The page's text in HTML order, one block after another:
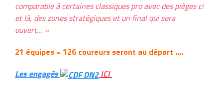
comparable à certaines classiques pro avec des pièges ci
et là, des zones stratégiques et un final qui sera
ouvert… »
21 équipes = 126 coureurs seront au départ ….
Les engagés
ICI